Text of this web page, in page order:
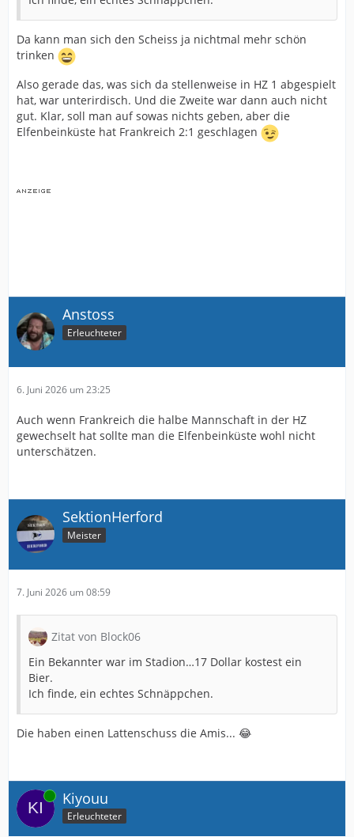
Da kann man sich den Scheiss ja nichtmal mehr schön
trinken
Also gerade das, was sich da stellenweise in HZ 1 abgespielt
hat, war unterirdisch. Und die Zweite war dann auch nicht
gut. Klar, soll man auf sowas nichts geben, aber die
Elfenbeinküste hat Frankreich 2:1 geschlagen
Anstoss
Erleuchteter
6. Juni 2026 um 23:25
Auch wenn Frankreich die halbe Mannschaft in der HZ
gewechselt hat sollte man die Elfenbeinküste wohl nicht
unterschätzen.
SektionHerford
Meister
7. Juni 2026 um 08:59
Zitat von Block06
Ein Bekannter war im Stadion…17 Dollar kostest ein
Bier.
Ich finde, ein echtes Schnäppchen.
Die haben einen Lattenschuss die Amis... 😂
Online Kiyouu
Erleuchteter